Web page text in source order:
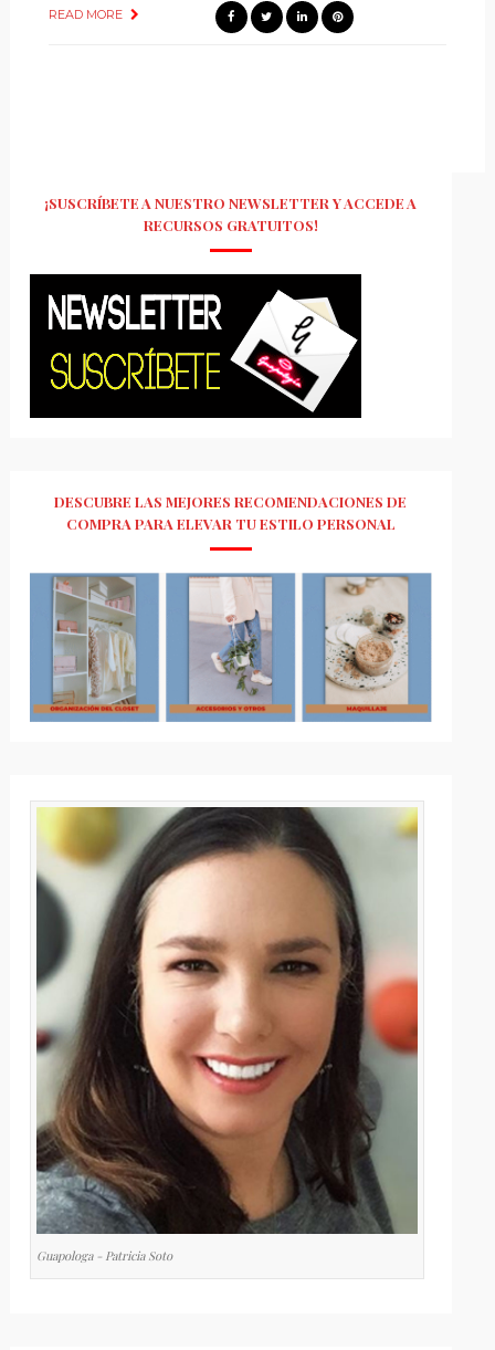
READ MORE
¡SUSCRÍBETE A NUESTRO NEWSLETTER Y ACCEDE A
RECURSOS GRATUITOS!
DESCUBRE LAS MEJORES RECOMENDACIONES DE
COMPRA PARA ELEVAR TU ESTILO PERSONAL
Guapologa - Patricia Soto